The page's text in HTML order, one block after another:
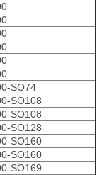
SO74
SO108
SO108
SO128
SO160
SO160
SO169